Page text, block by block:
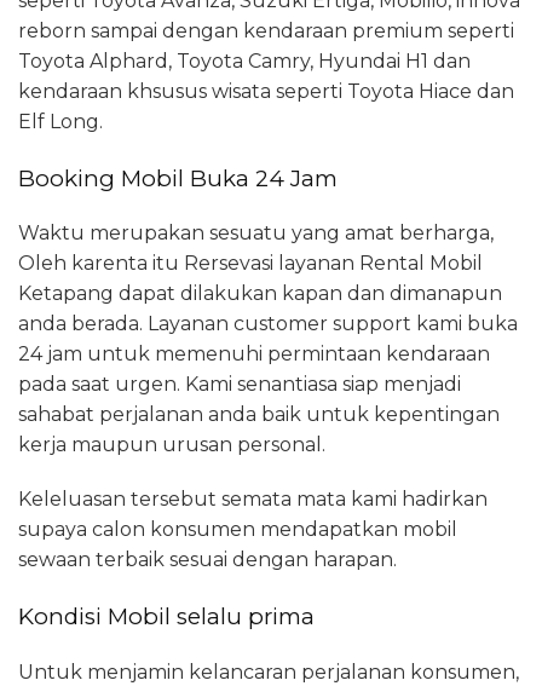
reborn sampai dengan kendaraan premium seperti
Toyota Alphard, Toyota Camry, Hyundai H1 dan
kendaraan khsusus wisata seperti Toyota Hiace dan
Elf Long.
Booking Mobil Buka 24 Jam
Waktu merupakan sesuatu yang amat berharga,
Oleh karenta itu Rersevasi layanan Rental Mobil
Ketapang dapat dilakukan kapan dan dimanapun
anda berada. Layanan customer support kami buka
24 jam untuk memenuhi permintaan kendaraan
pada saat urgen. Kami senantiasa siap menjadi
sahabat perjalanan anda baik untuk kepentingan
kerja maupun urusan personal.
Keleluasan tersebut semata mata kami hadirkan
supaya calon konsumen mendapatkan mobil
sewaan terbaik sesuai dengan harapan.
Kondisi Mobil selalu prima
Untuk menjamin kelancaran perjalanan konsumen,